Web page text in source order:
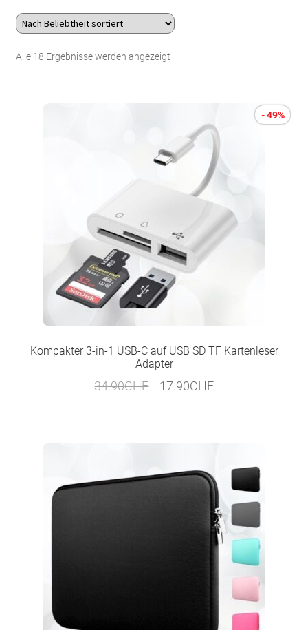
Über uns
Kontakt
Alle 18 Ergebnisse werden angezeigtNach
Kompakter 3-in-1 USB-C auf USB SD TF Kartenleser
Adapter
- 49%
34.90CHF
Ursprünglicher
17.90CHFAktueller